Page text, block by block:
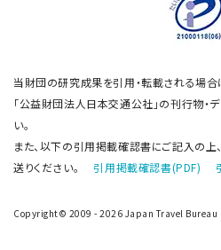
当財団の研究成果を引用・転載される場合
「公益財団法人日本交通公社」の刊行物・
い。
また、以下の引用掲載確認書にご記入の上、
送りください。 引用掲載確認書(PDF)
Copyright© 2009 - 2026 Japan Travel